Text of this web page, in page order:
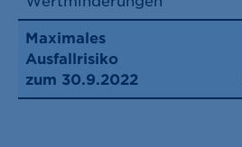
Maximales
Ausfallrisiko
zum 30.9.2022